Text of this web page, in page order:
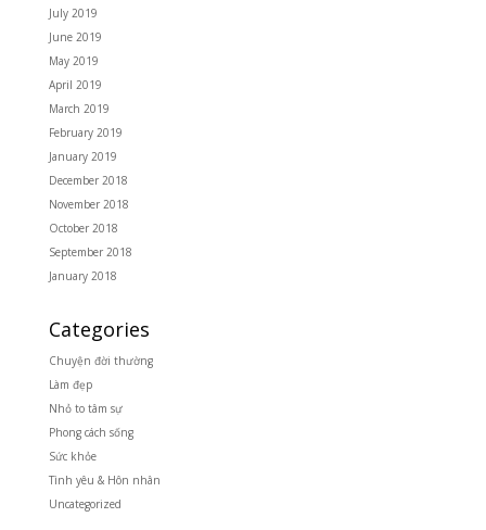
July 2019
June 2019
May 2019
April 2019
March 2019
February 2019
January 2019
December 2018
November 2018
October 2018
September 2018
January 2018
Categories
Chuyện đời thường
Làm đẹp
Nhỏ to tâm sự
Phong cách sống
Sức khỏe
Tình yêu & Hôn nhân
Uncategorized